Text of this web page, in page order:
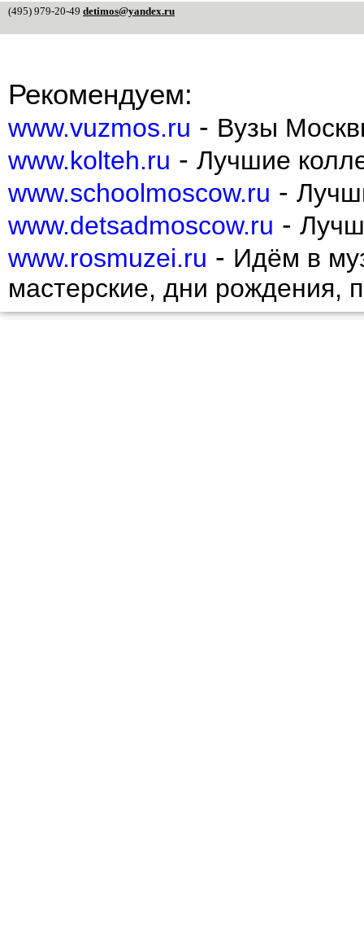
(495) 979-20-49 detimos@yandex.ru
Рекомендуем:
www.vuzmos.ru - Вузы
www.kolteh.ru - Лучшие
www.schoolmoscow.ru -
www.detsadmoscow.ru -
www.rosmuzei.ru - Идём в
мастерские, дни рождения,